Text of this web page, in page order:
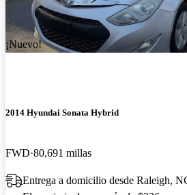
¡Nuevo!
2014 Hyundai Sonata Hybrid
FWD 80,691 millas
Entrega a domicilio desde Raleigh,